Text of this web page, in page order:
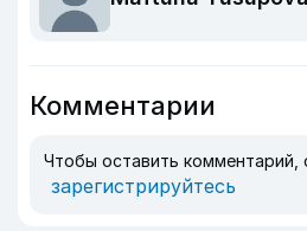
Комментарии
Чтобы оставить комментарий,
зарегистрируйтесь